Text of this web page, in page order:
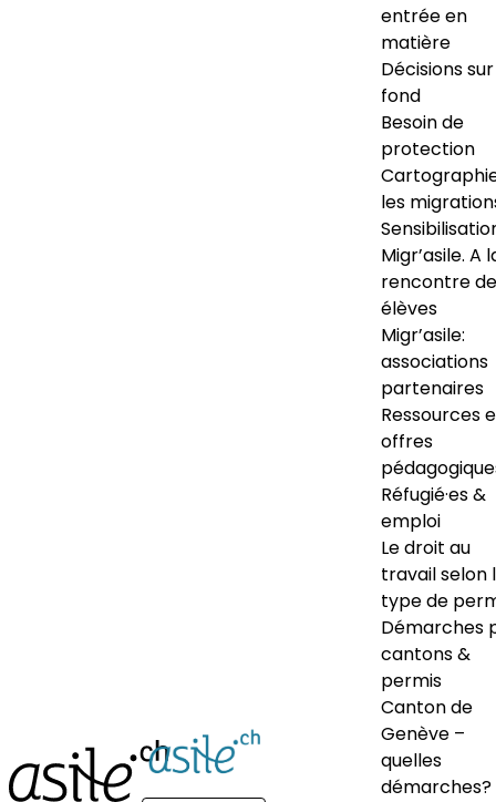
entrée en
matière
Décisions
fond
Besoin de
protection
les
Migr’asile. A
rencontre
élèves
Migr’asile:
associations
partenaires
Ressources
offres
Réfugié·es &
emploi
Le droit au
travail selon
type de
Démarches
cantons &
permis
Canton de
Genève –
quelles
démarches?